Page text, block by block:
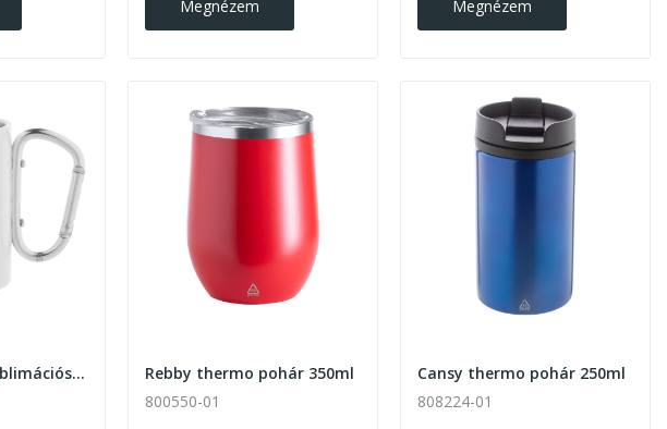
Megnézem Megnézem
Odisha Subo szublimációs thermo bögre 300ml,...
Rebby thermo pohár 350ml
800550-01
Cansy thermo pohár 250ml
808224-01